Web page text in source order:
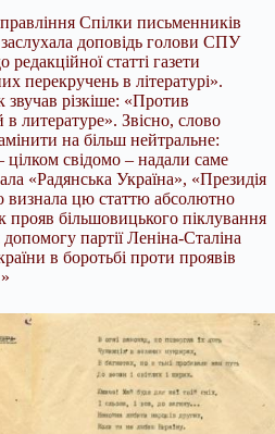
Спілки письменників
доповідь голови СПУ
статті газети
перекручень в літературі».
різкіше: «Против
литературе». Звісно, слово
на більш нейтральне:
свідомо – надали саме
«Радянська Україна», «Президія
цю статтю абсолютно
прояв більшовицького піклування
партії Леніна-Сталіна
в боротьбі проти проявів